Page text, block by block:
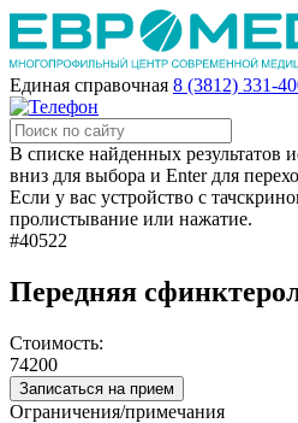
Единая справочная 8 (3812) 331-
В списке найденных результатов
вниз для выбора и Enter для
Если у вас устройство с
пролистывание или нажатие.
#40522
Передняя
Стоимость:
74200
Записаться на прием
Ограничения/примечания